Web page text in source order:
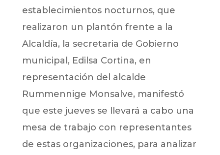
establecimientos nocturnos, que
realizaron un plantón frente a la
Alcaldía, la secretaria de Gobierno
municipal, Edilsa Cortina, en
representación del alcalde
Rummennige Monsalve, manifestó
que este jueves se llevará a cabo una
mesa de trabajo con representantes
de estas organizaciones, para analizar